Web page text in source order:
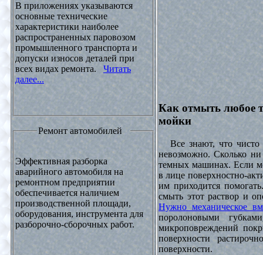
В приложениях указываются
основные технические
характеристики наиболее
распространенных паровозом
промышленного транспорта и
допуски износов деталей при
всех видах ремонта. Читать
далее...
Ремонт автомобилей
Эффективная разборка
аварийного автомобиля на
ремонтном предприятии
обеспечивается наличием
производственной площади,
оборудования, инструмента для
разборочно-сборочных работ.
Как отмыть любое
мойки
Все знают, что чисто
невозможно. Сколько
темных машинах. Если
в лице поверхностно-
им приходится
смыть этот раствор и
Нужно механическое
поролоновыми
микроповреждений
поверхности
поверхности.